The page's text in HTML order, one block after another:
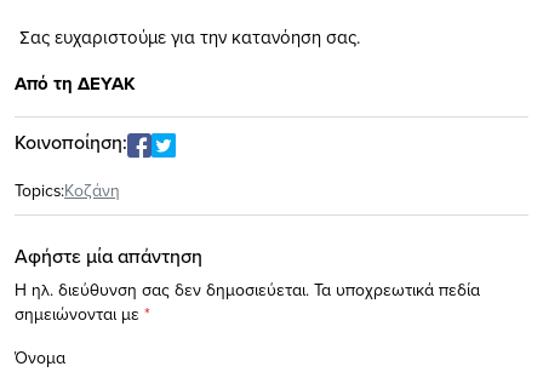
Σας ευχαριστούμε για την κατανόηση σας.
Από τη ΔΕΥΑΚ
Κοινοποίηση:
Topics:Κοζάνη
Αφήστε μία απάντηση
Η ηλ. διεύθυνση σας δεν δημοσιεύεται. Τα υποχρεωτικά πεδία
σημειώνονται με *
Όνομα